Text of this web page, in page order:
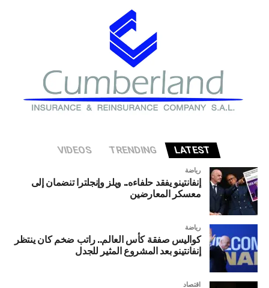
ووفقا للاستخبارات الصربية، فإن المشتبه به في تنظيم الهجوم
هو مهاجر لديه تدريب عسكري. واتهم سيارتو أوكرانيا بمحاولة
LATEST
TRENDING
VIDEOS
رياضة
إنفانتينو يفقد حلفاءه.. ويلز وإنجلترا تنضمان إلى
معسكر المعارضين
رياضة
كواليس صفقة كأس العالم.. راتب ضخم كان ينتظر
إنفانتينو بعد المشروع المثير للجدل
اقتصاد